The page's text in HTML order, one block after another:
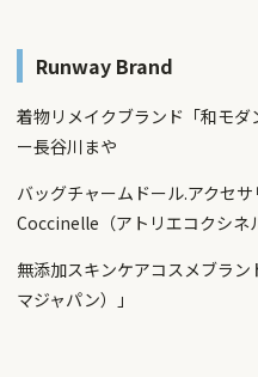
Runway Brand
着物リメイクブランド「和モ
ー長谷川まや
バッグチャームドール.アクセ
Coccinelle（アトリエコクシネ
無添加スキンケアコスメブラン
マジャパン）」